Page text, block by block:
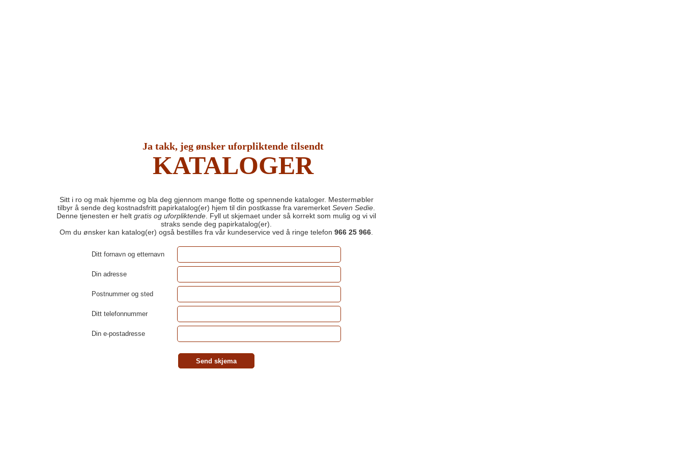
Ja takk, jeg ønsker uforpliktende tilsendt
KATALOGER
Sitt i ro og mak hjemme og bla deg gjennom mange flotte og spennende kataloger. Mestermøbler
tilbyr å sende deg kostnadsfritt papirkatalog(er) hjem til din postkasse fra varemerket Seven Sedie
Denne tjenesten er helt gratis og uforpliktende . Fyll ut skjemaet under så korrekt som mulig og vi vil
straks sende deg papirkatalog(er).
Om du ønsker kan katalog(er) også bestilles fra vår kundeservice ved å ringe telefon 966 25 966
Ditt fornavn og etternavn
Din adresse
Postnummer og sted
Ditt telefonnummer
Din e-postadresse